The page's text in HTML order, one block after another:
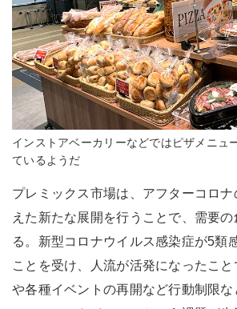
インストアベーカリーなどではピザメニュ
ているようだ
プレミックス市場は、アフターコロナ
えた新たな展開を行うことで、需要
る。新型コロナウイルス感染症が5類
ことを受け、人流が活発になったこ
や各種イベントの再開など行動制限